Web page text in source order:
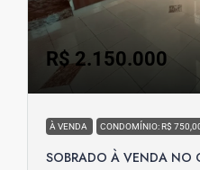
R$ 2.150.000
À VENDA CONDOMÍNIO: R$
SOBRADO À VENDA NO